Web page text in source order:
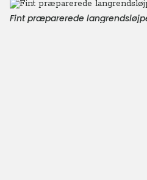
Fint præparerede